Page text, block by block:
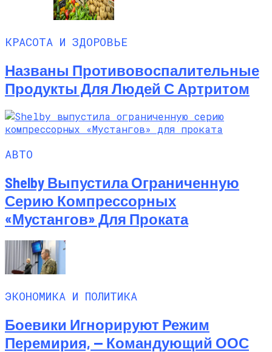
КРАСОТА И ЗДОРОВЬЕ
Названы Противовоспалительные
Продукты Для Людей С Артритом
АВТО
Shelby Выпустила Ограниченную
Серию Компрессорных
«Мустангов» Для Проката
ЭКОНОМИКА И ПОЛИТИКА
Боевики Игнорируют Режим
Перемирия, — Командующий ООС